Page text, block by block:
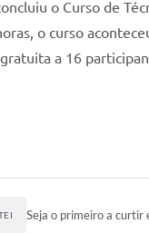
o Curso de
o curso
a 16
Seja o primeiro a curtir